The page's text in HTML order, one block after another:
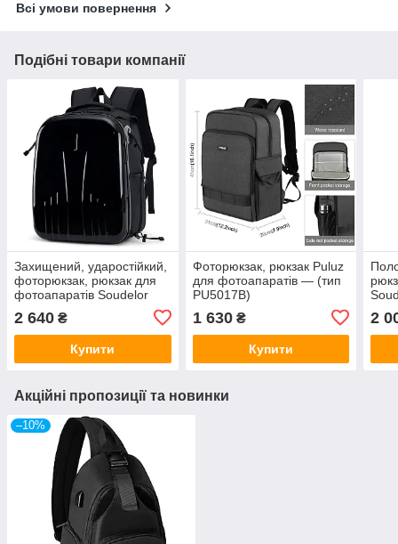
Всі умови повернення
Подібні товари компанії
Захищений, ударостійкий,
фоторюкзак, рюкзак для
фотоапаратів Soudelor
2 640 ₴
Купити
Фоторюкзак, рюкзак Puluz
для фотоапаратів — (тип
PU5017B)
1 630₴
Купити
2
Акційні пропозиції та новинки
–10%